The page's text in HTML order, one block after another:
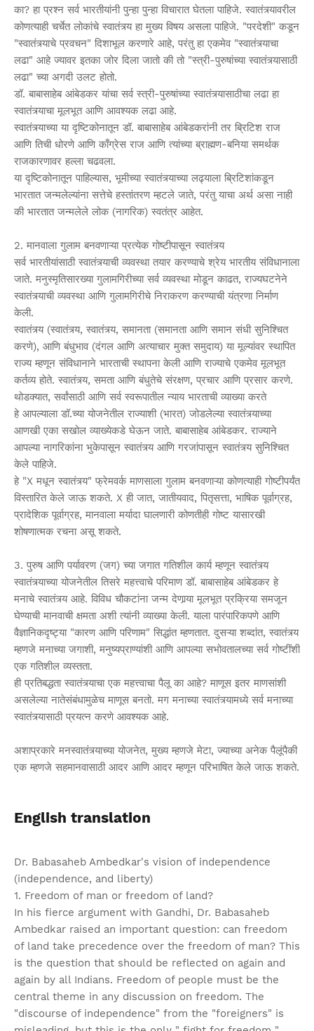
का? हा प्रश्न सर्व भारतीयांनी पुन्हा पुन्हा विचारात घेतला पाहिजे. स्वातंत्र्यावरील
कोणत्याही चर्चेत लोकांचे स्वातंत्र्य हा मुख्य विषय असला पाहिजे. "परदेशी" कडून
"स्वातंत्र्याचे प्रवचन" दिशाभूल करणारे आहे, परंतु हा एकमेव "स्वातंत्र्याचा
लढा" आहे ज्यावर इतका जोर दिला जातो की तो "स्त्री-पुरुषांच्या स्वातंत्र्यासाठी
लढा" च्या अगदी उलट होतो.
डॉ. बाबासाहेब आंबेडकर यांचा सर्व स्त्री-पुरुषांच्या स्वातंत्र्यासाठीचा लढा हा
स्वातंत्र्याचा मूलभूत आणि आवश्यक लढा आहे.
स्वातंत्र्याच्या या दृष्टिकोनातून डॉ. बाबासाहेब आंबेडकरांनी तर ब्रिटिश राज
आणि तिची धोरणे आणि काँग्रेस राज आणि त्यांच्या ब्राह्मण-बनिया समर्थक
राजकारणावर हल्ला चढवला.
या दृष्टिकोनातून पाहिल्यास, भूमीच्या स्वातंत्र्याच्या लढ्याला ब्रिटिशांकडून
भारतात जन्मलेल्यांना सत्तेचे हस्तांतरण म्हटले जाते, परंतु याचा अर्थ असा नाही
की भारतात जन्मलेले लोक (नागरिक) स्वतंत्र आहेत.
2. मानवाला गुलाम बनवणाऱ्या प्रत्येक गोष्टीपासून स्वातंत्र्य
सर्व भारतीयांसाठी स्वातंत्र्याची व्यवस्था तयार करण्याचे श्रेय भारतीय संविधानाला
जाते. मनुस्मृतिसारख्या गुलामगिरीच्या सर्व व्यवस्था मोडून काढत, राज्यघटनेने
स्वातंत्र्याची व्यवस्था आणि गुलामगिरीचे निराकरण करण्याची यंत्रणा निर्माण
केली.
स्वातंत्र्य (स्वातंत्र्य, स्वातंत्र्य, समानता (समानता आणि समान संधी सुनिश्चित
करणे), आणि बंधुभाव (दंगल आणि अत्याचार मुक्त समुदाय) या मूल्यांवर स्थापित
राज्य म्हणून संविधानाने भारताची स्थापना केली आणि राज्याचे एकमेव मूलभूत
कर्तव्य होते. स्वातंत्र्य, समता आणि बंधुतेचे संरक्षण, प्रचार आणि प्रसार करणे.
थोडक्यात, सर्वांसाठी आणि सर्व स्वरूपातील न्याय भारताची व्याख्या करते
हे आपल्याला डॉ.च्या योजनेतील राज्याशी (भारत) जोडलेल्या स्वातंत्र्याच्या
आणखी एका सखोल व्याख्येकडे घेऊन जाते. बाबासाहेब आंबेडकर. राज्याने
आपल्या नागरिकांना भुकेपासून स्वातंत्र्य आणि गरजांपासून स्वातंत्र्य सुनिश्चित
केले पाहिजे.
हे "X मधून स्वातंत्र्य" फ्रेमवर्क माणसाला गुलाम बनवणाऱ्या कोणत्याही गोष्टीपर्यंत
विस्तारित केले जाऊ शकते. X ही जात, जातीयवाद, पितृसत्ता, भाषिक पूर्वाग्रह,
प्रादेशिक पूर्वाग्रह, मानवाला मर्यादा घालणारी कोणतीही गोष्ट यासारखी
शोषणात्मक रचना असू शकते.
3. पुरुष आणि पर्यावरण (जग) च्या जगात गतिशील कार्य म्हणून स्वातंत्र्य
स्वातंत्र्याच्या योजनेतील तिसरे महत्त्वाचे परिमाण डॉ. बाबासाहेब आंबेडकर हे
मनाचे स्वातंत्र्य आहे. विविध चौकटांना जन्म देणार्‍या मूलभूत प्रक्रिया समजून
घेण्याची मानवाची क्षमता अशी त्यांनी व्याख्या केली. याला पारंपारिकपणे आणि
वैज्ञानिकदृष्ट्या "कारण आणि परिणाम" सिद्धांत म्हणतात. दुसऱ्या शब्दांत, स्वातंत्र्य
म्हणजे मनाच्या जगाशी, मनुष्यप्राण्यांशी आणि आपल्या सभोवतालच्या सर्व गोष्टींशी
एक गतिशील व्यस्तता.
ही प्रतिबद्धता स्वातंत्र्याचा एक महत्त्वाचा पैलू का आहे? माणूस इतर माणसांशी
असलेल्या नातेसंबंधामुळेच माणूस बनतो. मग मनाच्या स्वातंत्र्यामध्ये सर्व मनाच्या
स्वातंत्र्यासाठी प्रयत्न करणे आवश्यक आहे.
अशाप्रकारे मनस्वातंत्र्याच्या योजनेत, मुख्य म्हणजे मेटा, ज्याच्या अनेक पैलूंपैकी
एक म्हणजे सहमानवासाठी आदर आणि आदर म्हणून परिभाषित केले जाऊ शकते.
English translation
Dr. Babasaheb Ambedkar's vision of independence
(independence, and liberty)
1. Freedom of man or freedom of land?
In his fierce argument with Gandhi, Dr. Babasaheb
Ambedkar raised an important question: can freedom
of land take precedence over the freedom of man? This
is the question that should be reflected on again and
again by all Indians. Freedom of people must be the
central theme in any discussion on freedom. The
"discourse of independence" from the "foreigners" is